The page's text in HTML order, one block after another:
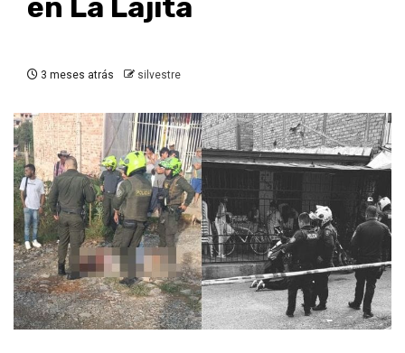
en La Lajita
3 meses atrás silvestre